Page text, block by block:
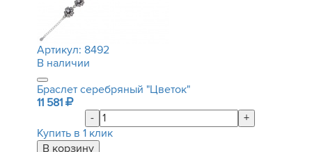
Артикул: 8492
В наличии
Браслет серебряный "Цветок"
11 581
-
+
Купить в 1 клик